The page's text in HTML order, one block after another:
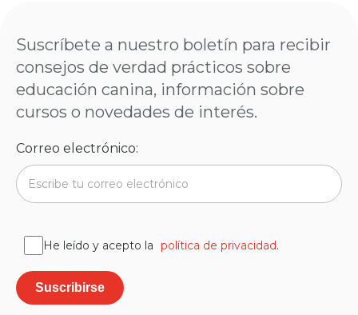
Suscríbete a nuestro boletín para recibir
consejos de verdad prácticos sobre
educación canina, información sobre
cursos o novedades de interés.
Correo electrónico:
He leído y acepto la política de privacidad.